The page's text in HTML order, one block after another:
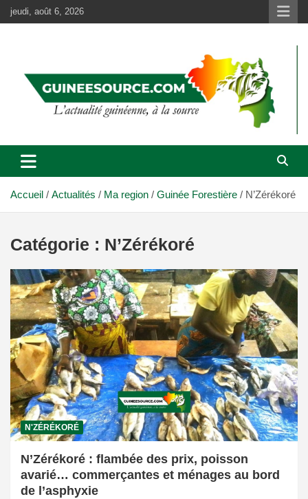
Aller
au
jeudi, août 6, 2026
Accueil Actualités Ma region Guinée Forestière N’Zérékoré
Catégorie : N’Zérékoré
N'ZÉRÉKORÉ
N’Zérékoré : flambée des prix, poisson
avarié… commerçantes et ménages au bord
de l’asphyxie